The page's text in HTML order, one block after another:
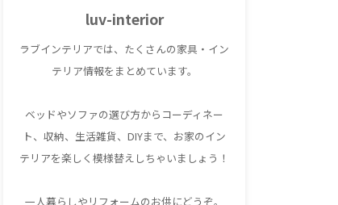
luv-interior
ラブインテリアでは、たくさんの家具・イン
テリア情報をまとめています。
ベッドやソファの選び方からコーディネー
ト、収納、生活雑貨、DIYまで、お家のイン
テリアを楽しく模様替えしちゃいましょう！
一人暮らしやリフォームのお供にどうぞ。